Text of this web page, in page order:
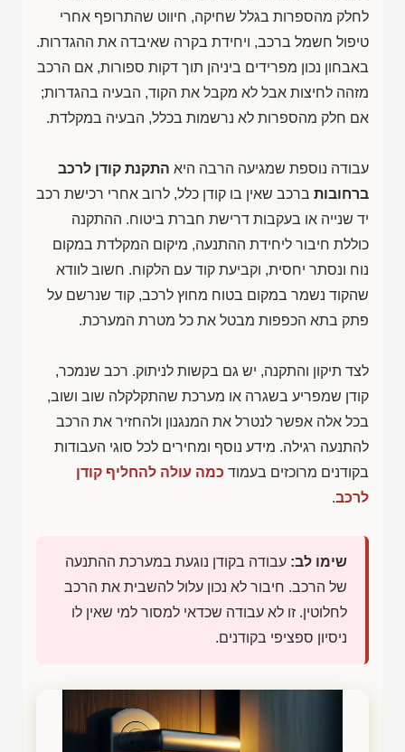
לחלק מהספרות בגלל שחיקה, חיווט שהתרופף אחרי
טיפול חשמל ברכב, ויחידת בקרה שאיבדה את ההגדרות.
באבחון נכון מפרידים ביניהן תוך דקות ספורות, אם הרכב
מזהה לחיצות אבל לא מקבל את הקוד, הבעיה בהגדרות;
אם חלק מהספרות לא נרשמות בכלל, הבעיה במקלדת.
עבודה נוספת שמגיעה הרבה היא התקנת קודן לרכב
ברחובות ברכב שאין בו קודן כלל, לרוב אחרי רכישת רכב
יד שנייה או בעקבות דרישת חברת ביטוח. ההתקנה
כוללת חיבור ליחידת ההתנעה, מיקום המקלדת במקום
נוח ונסתר יחסית, וקביעת קוד עם הלקוח. חשוב לוודא
שהקוד נשמר במקום בטוח מחוץ לרכב, קוד שנרשם על
פתק בתא הכפפות מבטל את כל מטרת המערכת.
לצד תיקון והתקנה, יש גם בקשות לניתוק. רכב שנמכר,
קודן שמפריע בשגרה או מערכת שהתקלקלה שוב ושוב,
בכל אלה אפשר לנטרל את המנגנון ולהחזיר את הרכב
להתנעה רגילה. מידע נוסף ומחירים לכל סוגי העבודות
בקודנים מרוכזים בעמוד כמה עולה להחליף קודן
לרכב.
שימו לב: עבודה בקודן נוגעת במערכת ההתנעה
של הרכב. חיבור לא נכון עלול להשבית את הרכב
לחלוטין. זו לא עבודה שכדאי למסור למי שאין לו
ניסיון ספציפי בקודנים.